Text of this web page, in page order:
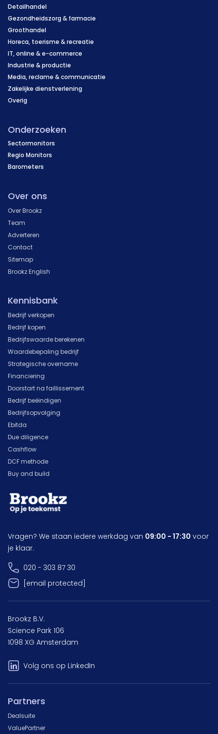
Detailhandel
Gezondheidszorg & farmacie
Groothandel
Horeca, toerisme & recreatie
IT, online & e-commerce
Industrie & productie
Media, reclame & communicatie
Zakelijke dienstverlening
Overig
Onderzoeken
Sectormonitors
Regio Monitors
Barometers
Over ons
Over Brookz
Team
Adverteren
Contact
Sitemap
Brookz English
Kennisbank
Bedrijf verkopen
Bedrijf kopen
Bedrijfswaarde berekenen
Waardebepaling bedrijf
Strategische overname
Financiering
Doorstart na faillissement
Bedrijf beëindigen
Bedrijfsopvolging
Ebitda
Due diligence
Cashflow
DCF methode
Buy and build
Vragen? We staan iedere werkdag van 09:00 - 17:30 voor
je klaar.
020 - 303 87 30
[email protected]
Brookz B.V.
Science Park 106
1098 XG Amsterdam
Volg ons op LinkedIn
Partners
Dealsuite
ValuePartner